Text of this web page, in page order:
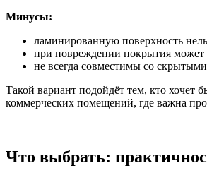
Минусы:
ламинированную поверхность
при повреждении покрытия может
не всегда совместимы со
Такой вариант подойдёт тем, кто хочет
коммерческих помещений, где важна
Что выбрать: